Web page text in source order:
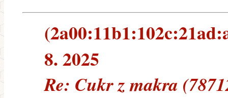
8. 2025
Re: Cukr z makra